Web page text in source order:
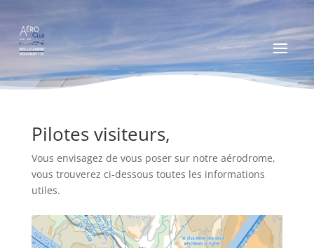
Pilotes visiteurs,
Vous envisagez de vous poser sur notre aérodrome,
vous trouverez ci-dessous toutes les informations
utiles.